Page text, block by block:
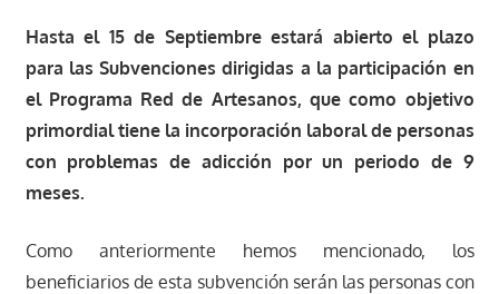
Hasta el 15 de Septiembre estará abierto el plazo
para las Subvenciones dirigidas a la participación en
el Programa Red de Artesanos, que como objetivo
primordial tiene la incorporación laboral de personas
con problemas de adicción por un periodo de 9
meses.
Como anteriormente hemos mencionado, los
beneficiarios de esta subvención serán las personas con